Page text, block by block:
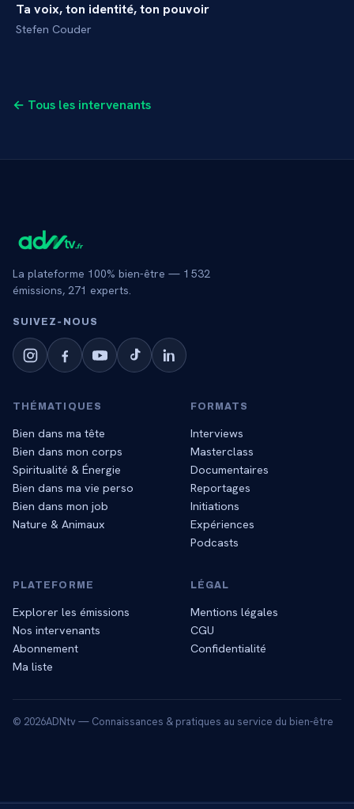
MASTERCLASS
Ta voix, ton identité, ton pouvoir
Stefen Couder
← Tous les intervenants
La plateforme 100% bien-être — 1 532
émissions, 271 experts.
SUIVEZ‑NOUS
THÉMATIQUES
Bien dans ma tête
Bien dans mon corps
Spiritualité & Énergie
Bien dans ma vie perso
Bien dans mon job
Nature & Animaux
FORMATS
Interviews
Masterclass
Documentaires
Reportages
Initiations
Expériences
Podcasts
PLATEFORME
Explorer les émissions
Nos intervenants
Abonnement
Ma liste
LÉGAL
Mentions légales
CGU
Confidentialité
© 2026ADNtv — Connaissances & pratiques au service du bien-être